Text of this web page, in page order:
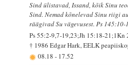
Sind ülistavad, Issand, kõik Sinu
Sind. Nemad kõnelevad Sinu riigi
räägivad Su vägevusest. Ps 145:10-
Ps 55:2-9,7-19,23;Jh 15:18-21;1Kn
† 1986 Edgar Hark, EELK
08.18- 17.52